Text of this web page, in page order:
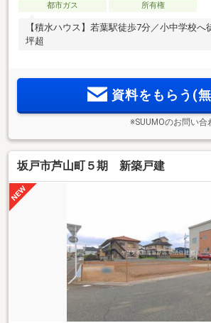
都市ガス 所有権
【積水ハウス】若葉駅徒歩7分／小中学校へ
坪超
資料をもらう(
※SUUMOのお問い
坂戸市芦山町５期 新築戸建